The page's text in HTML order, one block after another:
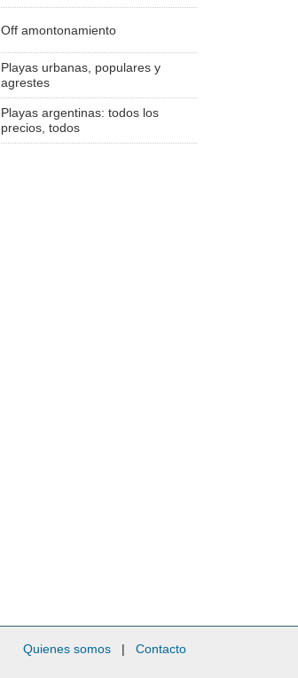
Off amontonamiento
Playas urbanas, populares y
agrestes
Playas argentinas: todos los
precios, todos
Quienes somos | Contacto